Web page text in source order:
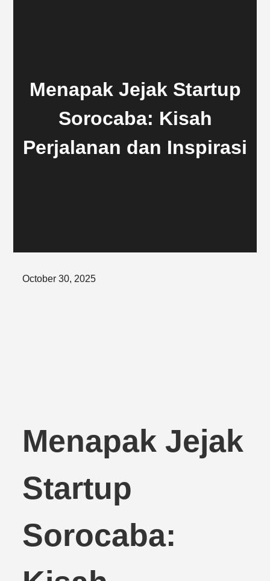
Menapak Jejak Startup
Sorocaba: Kisah
Perjalanan dan Inspirasi
Posted
October 30, 2025
Menapak Jejak
Startup
Sorocaba: